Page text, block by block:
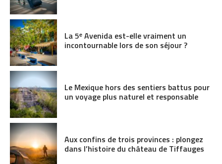
La 5ᵉ Avenida est-elle vraiment un
incontournable lors de son séjour ?
Le Mexique hors des sentiers battus pour
un voyage plus naturel et responsable
Aux confins de trois provinces : plongez
dans l’histoire du château de Tiffauges